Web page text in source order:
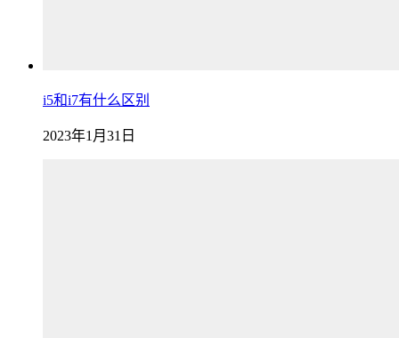
i5和i7有什么区别
2023年1月31日